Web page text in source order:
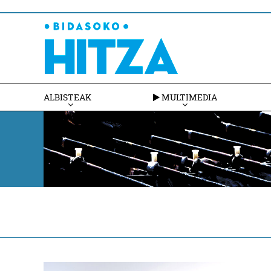
ALBISTEAK MULTIMEDIA